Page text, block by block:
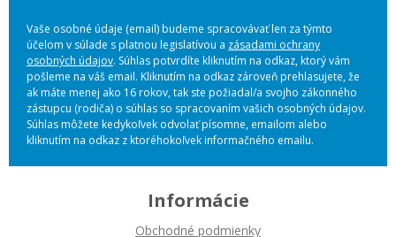
Vaše osobné údaje (email) budeme spracovávať len za týmto
účelom v súlade s platnou legislatívou a zásadami ochrany
osobných údajov. Súhlas potvrdíte kliknutím na odkaz, ktorý vám
pošleme na váš email. Kliknutím na odkaz zároveň prehlasujete, že
ak máte menej ako 16 rokov, tak ste požiadal/a svojho zákonného
zástupcu (rodiča) o súhlas so spracovaním vašich osobných údajov.
Súhlas môžete kedykoľvek odvolať písomne, emailom alebo
kliknutím na odkaz z ktoréhokoľvek informačného emailu.
Informácie
Obchodné podmienky